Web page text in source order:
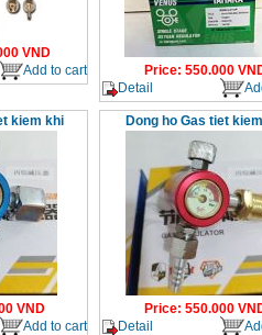
VND
Add to cart Price: 550.000
Detail
kiem khi
VND
Add to cart
Dong ho Gas tiet
Price: 550.000
Detail